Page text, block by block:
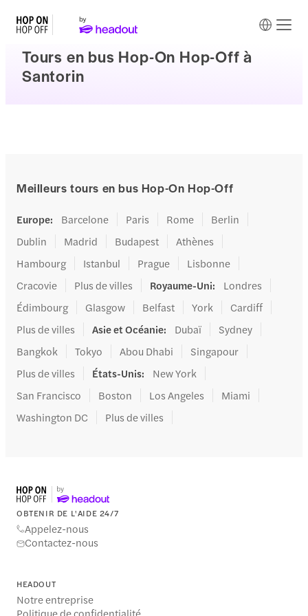
Tours en bus Hop-On Hop-Off à
Santorin
Meilleurs tours en bus Hop-On Hop-Off
Europe: Barcelone Paris Rome
Berlin
Dublin
Madrid Budapest
Athènes
Hambourg
Istanbul Prague
Lisbonne
Cracovie
Plus de villes Royaume-Uni:
Londres
Édimbourg
Glasgow Belfast York
Cardiff
Plus de villes
Asie et Océanie: Dubaï
Sydney
Bangkok
Tokyo Abou Dhabi
Singapour
Plus de villes
États-Unis:
New York
San Francisco
Boston Los Angeles
Miami
Washington DC
Plus de villes
OBTENIR DE L'AIDE 24/7
Appelez-nous
Contactez-nous
HEADOUT
Notre entreprise